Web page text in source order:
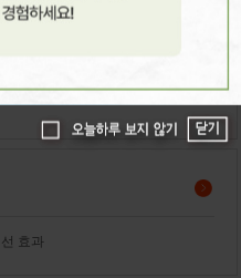
오늘하루 보지 않기 닫기
오늘하루 보지 않기 닫기
효과